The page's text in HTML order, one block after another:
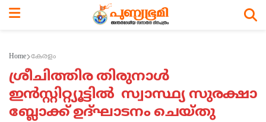
Home കേരളം
ശ്രീചിത്തിര തിരുനാള്‍
ഇന്‍സ്റ്റിറ്റ്യൂട്ടില്‍ സ്വാസ്ഥ്യ സുരക്ഷാ
ബ്ലോക്ക് ഉദ്ഘാടനം ചെയ്തു